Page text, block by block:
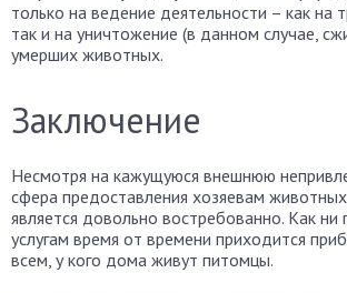
только на ведение деятельности – как на
так и на уничтожение (в данном случае,
умерших животных.
Заключение
Несмотря на кажущуюся внешнюю
сфера предоставления хозяевам животных
является довольно востребованно. Как ни
услугам время от времени приходится
всем, у кого дома живут питомцы.